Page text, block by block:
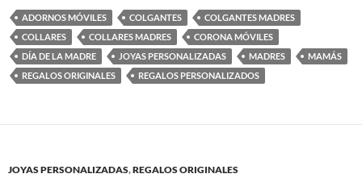
ADORNOS MÓVILES COLGANTES
COLGANTES MADRES
COLLARES
COLLARES MADRES
CORONA MÓVILES
DÍA DE LA MADRE
JOYAS PERSONALIZADAS MADRES
MAMÁS
REGALOS ORIGINALES
REGALOS PERSONALIZADOS
JOYAS PERSONALIZADAS,REGALOS ORIGINALES